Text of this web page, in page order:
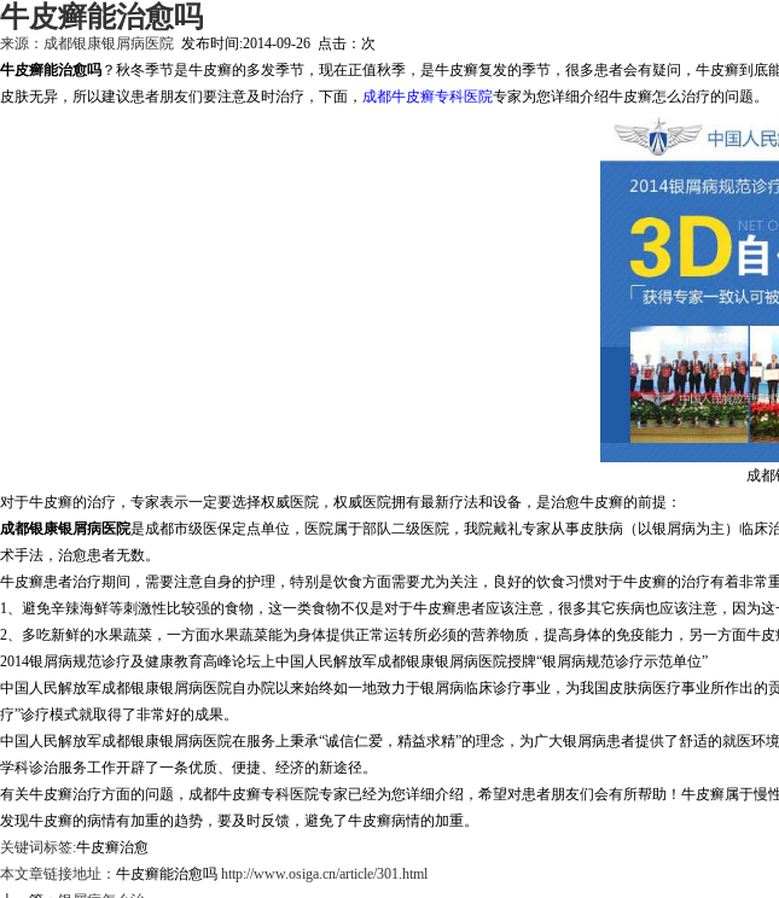
牛皮癣能治愈吗
来源： 成都银康银屑病医院 发布时间:2014-09-26 点击： 次
牛皮癣能治愈吗 ？秋冬季节是牛皮癣的多发季节，现在正值秋季，是牛皮癣复发的季节，很多患者会有疑问，牛皮癣到
皮肤无异，所以建议患者朋友们要注意及时治疗，下面， 成都牛皮癣专科医院专家为您详细介绍牛皮癣怎么治疗的问题。
成
对于牛皮癣的治疗，专家表示一定要选择权威医院，权威医院拥有最新疗法和设备，是治愈牛皮癣的前提：
成都银康银屑病医院是成都市级医保定点单位，医院属于部队二级医院，我院戴礼专家从事皮肤病（以银屑病为主）临
术手法，治愈患者无数。
牛皮癣患者治疗期间，需要注意自身的护理，特别是饮食方面需要尤为关注，良好的饮食习惯对于牛皮癣的治疗有着非常
1、避免辛辣海鲜等刺激性比较强的食物，这一类食物不仅是对于牛皮癣患者应该注意，很多其它疾病也应该注意，因为
2、多吃新鲜的水果蔬菜，一方面水果蔬菜能为身体提供正常运转所必须的营养物质，提高身体的免疫能力，另一方面牛
2014银屑病规范诊疗及健康教育高峰论坛上中国人民解放军成都银康银屑病医院授牌“银屑病规范诊疗示范单位”
中国人民解放军成都银康银屑病医院自办院以来始终如一地致力于银屑病临床诊疗事业，为我国皮肤病医疗事业所作出
疗”诊疗模式就取得了非常好的成果。
中国人民解放军成都银康银屑病医院在服务上秉承“诚信仁爱，精益求精”的理念，为广大银屑病患者提供了舒适的就医
学科诊治服务工作开辟了一条优质、便捷、经济的新途径。
有关牛皮癣治疗方面的问题，成都牛皮癣专科医院专家已经为您详细介绍，希望对患者朋友们会有所帮助！牛皮癣属于
发现牛皮癣的病情有加重的趋势，要及时反馈，避免了牛皮癣病情的加重。
关键词标签:牛皮癣治愈
本文章链接地址： 牛皮癣能治愈吗 http://www.osiga.cn/article/301.html